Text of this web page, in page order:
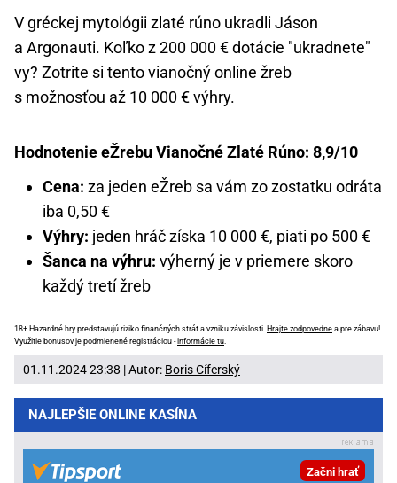
V gréckej mytológii zlaté rúno ukradli Jáson
a Argonauti. Koľko z 200 000 € dotácie "ukradnete"
vy? Zotrite si tento vianočný online žreb
s možnosťou až 10 000 € výhry.
Hodnotenie eŽrebu Vianočné Zlaté Rúno: 8,9/10
Cena: za jeden eŽreb sa vám zo zostatku odráta
iba 0,50 €
Výhry: jeden hráč získa 10 000 €, piati po 500 €
Šanca na výhru: výherný je v priemere skoro
každý tretí žreb
18+ Hazardné hry predstavujú riziko finančných strát a vzniku závislosti. Hrajte zodpovedne a pre zábavu!
Využitie bonusov je podmienené registráciou -informácie tu
01.11.2024 23:38 | Autor: Boris Cíferský
NAJLEPŠIE ONLINE KASÍNA
Začni hrať